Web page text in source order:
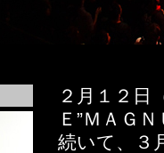
２ 月１２日
Ｅ”ＭＡＧ
続いて、３